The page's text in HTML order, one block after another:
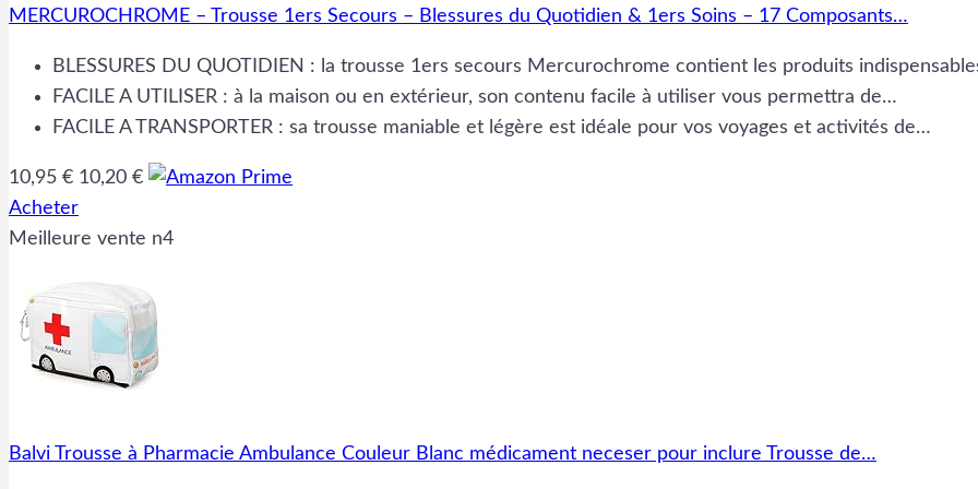
MERCUROCHROME – Trousse 1ers Secours – Blessures du Quotidien & 1ers Soins – 17 Composants…
BLESSURES DU QUOTIDIEN : la trousse 1ers secours Mercurochrome contient les produits
FACILE A UTILISER : à la maison ou en extérieur, son contenu facile à utiliser vous permettra de…
FACILE A TRANSPORTER : sa trousse maniable et légère est idéale pour vos voyages et activités de…
10,95 € 10,20 €
Acheter
Meilleure vente n4
Balvi Trousse à Pharmacie Ambulance Couleur Blanc médicament neceser pour inclure Trousse de…